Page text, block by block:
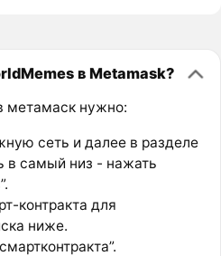
в Metamask?
метамаск нужно:
сеть и далее в разделе
в самый низ - нажать
контракта для
ниже.